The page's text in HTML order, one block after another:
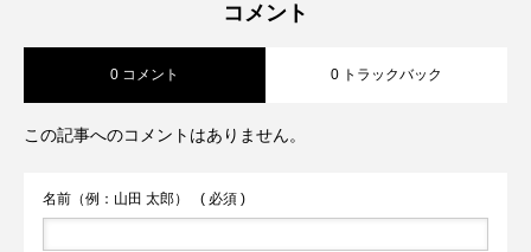
コメント
0 コメント 0 トラックバック
この記事へのコメントはありません。
名前（例：山田 太郎） ( 必須 )